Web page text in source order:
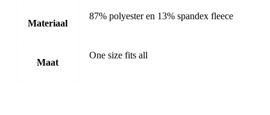
Materiaal
87% polyester en 13% spandex fleece
Maat
One size fits all